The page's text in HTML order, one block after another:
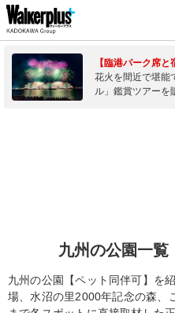
【臨港パーク席と
花火を間近で堪能
ル」鑑賞ツアーを
九州の公園一覧
九州の公園【ペット同伴可】を
場、水沼の里2000年記念の森、